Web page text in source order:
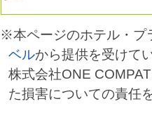
※本ページのホテル・プ
ベルから提供を受けて
株式会社ONE
た損害についての責任